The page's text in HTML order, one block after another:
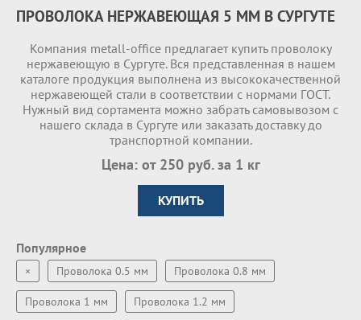
ПРОВОЛОКА НЕРЖАВЕЮЩАЯ 5 ММ В СУРГУТЕ
Компания metall-office предлагает купить проволоку
нержавеющую в Сургуте. Вся представленная в нашем
каталоге продукция выполнена из высококачественной
нержавеющей стали в соответствии с нормами ГОСТ.
Нужный вид сортамента можно забрать самовывозом с
нашего склада в Сургуте или заказать доставку до
транспортной компании.
Цена: от 250 руб. за 1 кг
КУПИТЬ
Популярное
× Проволока 0.5 мм Проволока 0.8 мм
Проволока 1 мм Проволока 1.2 мм